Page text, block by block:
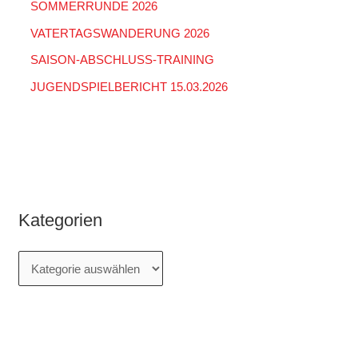
SOMMERRUNDE 2026
VATERTAGSWANDERUNG 2026
SAISON-ABSCHLUSS-TRAINING
JUGENDSPIELBERICHT 15.03.2026
Kategorien